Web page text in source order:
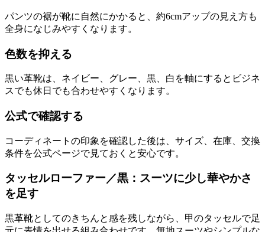
パンツの裾が靴に自然にかかると、約6cmアップの見え方も
全身になじみやすくなります。
色数を抑える
黒い革靴は、ネイビー、グレー、黒、白を軸にするとビジネ
スでも休日でも合わせやすくなります。
公式で確認する
コーディネートの印象を確認した後は、サイズ、在庫、交換
条件を公式ページで見ておくと安心です。
タッセルローファー／黒：スーツに少し華やかさ
を足す
黒革靴としてのきちんと感を残しながら、甲のタッセルで足